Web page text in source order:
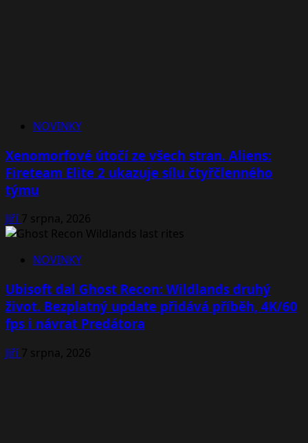
NOVINKY
Xenomorfové útočí ze všech stran. Aliens:
Fireteam Elite 2 ukazuje sílu čtyřčlenného
týmu
Jiří7 srpna, 2026
NOVINKY
Ubisoft dal Ghost Recon: Wildlands druhý
život. Bezplatný update přidává příběh, 4K/60
fps i návrat Predátora
Jiří7 srpna, 2026